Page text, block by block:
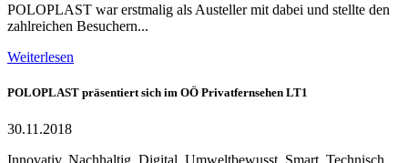
POLOPLAST war erstmalig als Austeller mit dabei und stellte den
zahlreichen Besuchern...
Weiterlesen
POLOPLAST präsentiert sich im OÖ Privatfernsehen LT1
30.11.2018
Innovativ, Nachhaltig, Digital, Umweltbewusst, Smart, Technisch,